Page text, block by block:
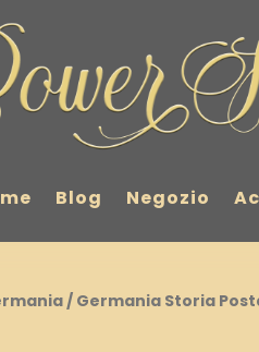
Blog Negozio
/ Germania Storia